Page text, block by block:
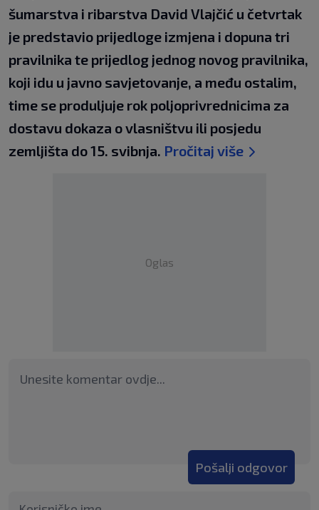
šumarstva i ribarstva David Vlajčić u četvrtak
je predstavio prijedloge izmjena i dopuna tri
pravilnika te prijedlog jednog novog pravilnika,
koji idu u javno savjetovanje, a među ostalim,
time se produljuje rok poljoprivrednicima za
dostavu dokaza o vlasništvu ili posjedu
zemljišta do 15. svibnja. Pročitaj više
Oglas
Pošalji odgovor